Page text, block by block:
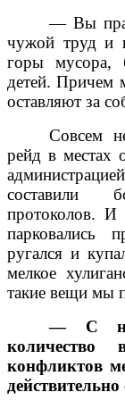
— Вы
чужой труд и
горы мусора,
детей. Причем
оставляют за
Совсем
рейд в местах
составили
протоколов. И
парковались
ругался и
мелкое
такие вещи мы
— С
конфликтов